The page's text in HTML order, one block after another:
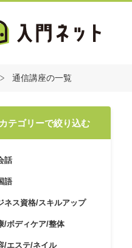
通信講座の一覧
カテゴリーで絞り込む
話
語
ネス資格/スキルアップ
/ボディケア/整体
/エステ/ネイル